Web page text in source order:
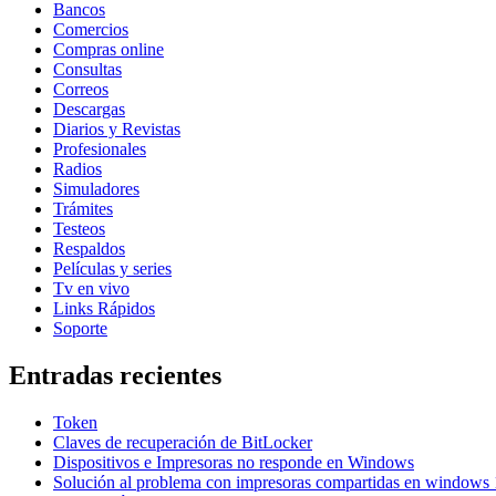
Bancos
Comercios
Compras online
Consultas
Correos
Descargas
Diarios y Revistas
Profesionales
Radios
Simuladores
Trámites
Testeos
Respaldos
Películas y series
Tv en vivo
Links Rápidos
Soporte
Entradas recientes
Token
Claves de recuperación de BitLocker
Dispositivos e Impresoras no responde en Windows
Solución al problema con impresoras compartidas en windows